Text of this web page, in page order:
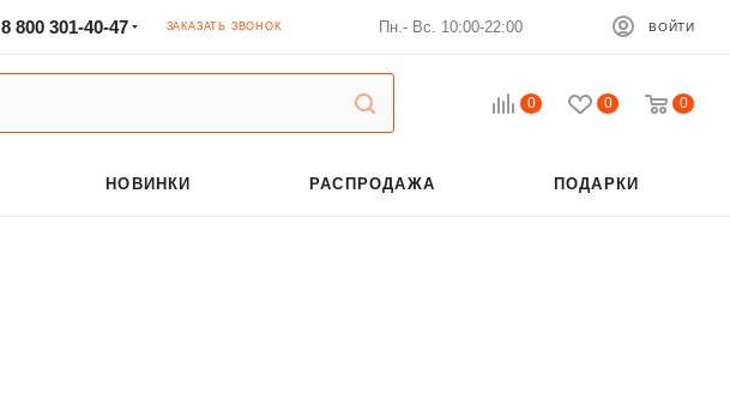
8 800 301-40-47 ЗАКАЗАТЬ ЗВОНОК Пн.- Вс. 10:00-22:00 ВОЙТИ
0 0 0
НОВИНКИ РАСПРОДАЖА ПОДАРКИ